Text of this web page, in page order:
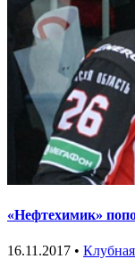
«Нефтехимик»
16.11.2017 •